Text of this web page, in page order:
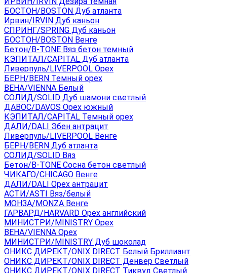
БОСТОН/BOSTON Дуб атланта
Ирвин/IRVIN Дуб каньон
СПРИНГ/SPRING Дуб каньон
БОСТОН/BOSTON Венге
Бетон/B-TONE Вяз бетон темный
КЭПИТАЛ/CAPITAL Дуб атланта
Ливерпуль/LIVERPOOL Орех
БЕРН/BERN Темный орех
ВЕНА/VIENNA Белый
СОЛИД/SOLID Дуб шамони светлый
ДАВОС/DAVOS Орех южный
КЭПИТАЛ/CAPITAL Темный орех
ДАЛИ/DALI Эбен антрацит
Ливерпуль/LIVERPOOL Венге
БЕРН/BERN Дуб атланта
СОЛИД/SOLID Вяз
Бетон/B-TONE Сосна бетон светлый
ЧИКАГО/CHICAGO Венге
ДАЛИ/DALI Орех антрацит
АСТИ/ASTI Вяз/белый
МОНЗА/MONZA Венге
ГАРВАРД/HARVARD Орех английский
МИНИСТРИ/MINISTRY Орех
ВЕНА/VIENNA Орех
МИНИСТРИ/MINISTRY Дуб шоколад
ОНИКС ДИРЕКТ/ONIX DIRECT Белый Бриллиант
ОНИКС ДИРЕКТ/ONIX DIRECT Денвер Светлый
ОНИКС ДИРЕКТ/ONIX DIRECT Тиквуд Светлый